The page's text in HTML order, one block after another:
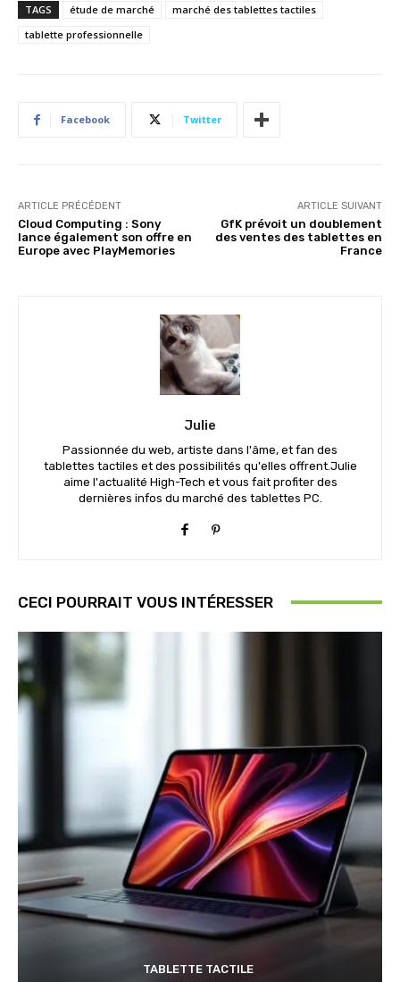
TAGS étude de marché
marché des tablettes tactiles
tablette professionnelle
Facebook Twitter
ARTICLE PRÉCÉDENT
Cloud Computing : Sony
lance également son offre en
Europe avec PlayMemories
ARTICLE SUIVANT
GfK prévoit un doublement
des ventes des tablettes en
France
Julie
Passionnée du web, artiste dans l'âme, et fan des
tablettes tactiles et des possibilités qu'elles offrent.Julie
aime l'actualité High-Tech et vous fait profiter des
dernières infos du marché des tablettes PC.
CECI POURRAIT VOUS INTÉRESSER
TABLETTE TACTILE